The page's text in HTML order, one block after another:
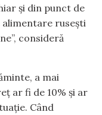
și din punct de
rusești
consideră
a mai
ar fi de 10% și ar
Când